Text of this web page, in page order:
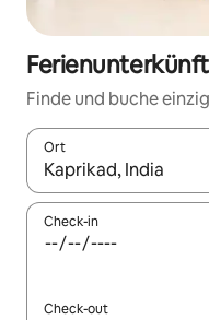
Finde und buche
Ort
Wenn Ergebnisse
Check-in
Check-out